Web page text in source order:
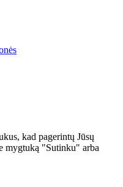
kad pagerintų Jūsų
mygtuką "Sutinku" arba